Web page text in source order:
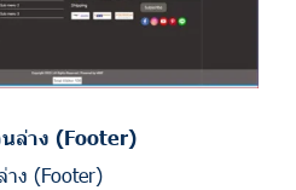
ล่าง (Footer)
าง (Footer)